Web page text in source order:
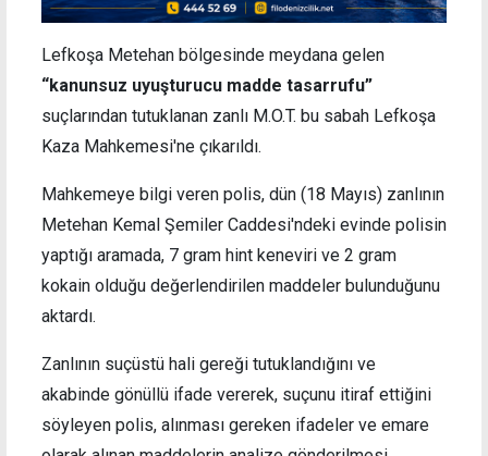
Lefkoşa Metehan bölgesinde meydana gelen
“kanunsuz uyuşturucu madde tasarrufu”
suçlarından tutuklanan zanlı M.O.T. bu sabah Lefkoşa
Kaza Mahkemesi'ne çıkarıldı.
Mahkemeye bilgi veren polis, dün (18 Mayıs) zanlının
Metehan Kemal Şemiler Caddesi'ndeki evinde polisin
yaptığı aramada, 7 gram hint keneviri ve 2 gram
kokain olduğu değerlendirilen maddeler bulunduğunu
aktardı.
Zanlının suçüstü hali gereği tutuklandığını ve
akabinde gönüllü ifade vererek, suçunu itiraf ettiğini
söyleyen polis, alınması gereken ifadeler ve emare